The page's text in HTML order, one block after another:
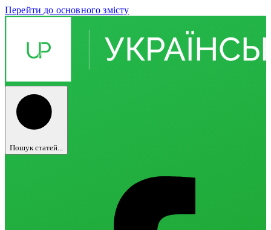
Перейти до основного змісту
Пошук статей...